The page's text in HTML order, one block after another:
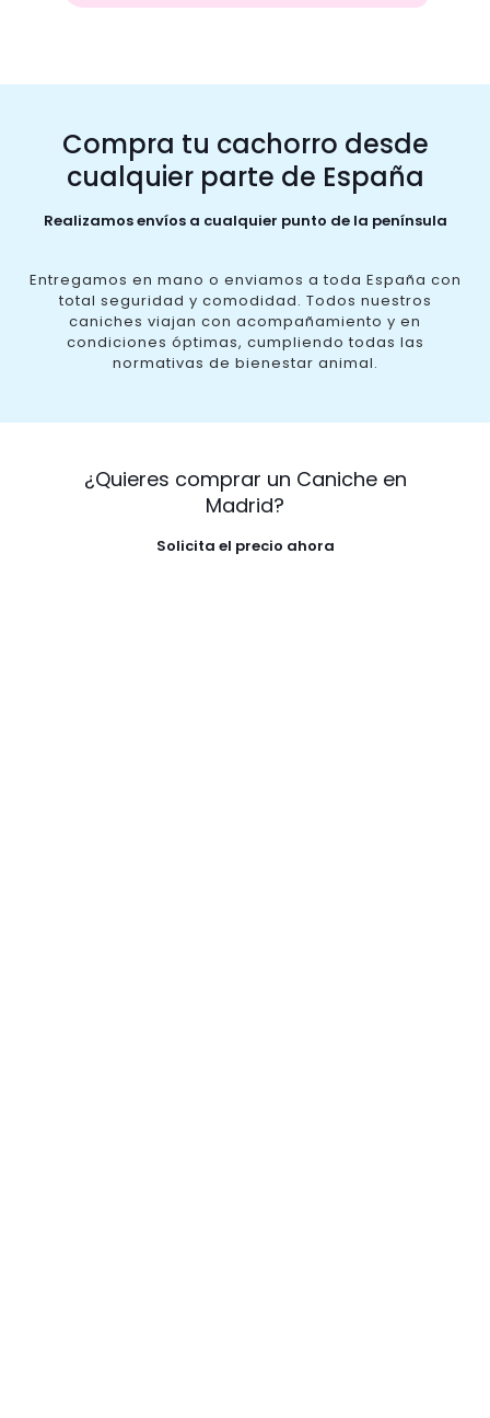
Compra tu cachorro desde
cualquier parte de España
Realizamos envíos a cualquier punto de la península
Entregamos en mano o enviamos a toda España con
total seguridad y comodidad. Todos nuestros
caniches viajan con acompañamiento y en
condiciones óptimas, cumpliendo todas las
normativas de bienestar animal.
¿Quieres comprar un Caniche en
Madrid?
Solicita el precio ahora